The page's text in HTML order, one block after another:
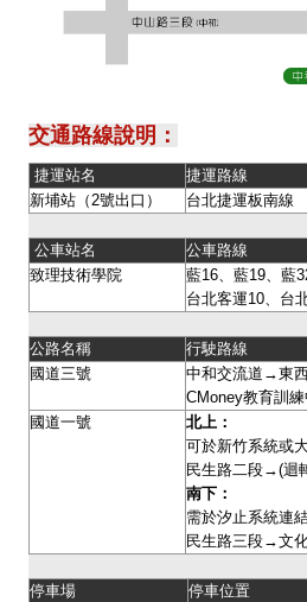
交通路線說明：
捷運站名
捷運路線
新埔站（2號出口）
台北捷運板南線
公車站名
公車路線
致理技術學院
藍16、藍19、藍
台北客運10、台
公路名稱
行駛路線
國道三號
中和交流道→東
CMoney教育訓
國道一號
北上：
可於新竹系統或
民生路二段→(迴
南下：
需於汐止系統連
民生路三段→文
停車場
停車位置